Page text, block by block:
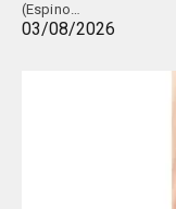
(Espino…
03/08/2026